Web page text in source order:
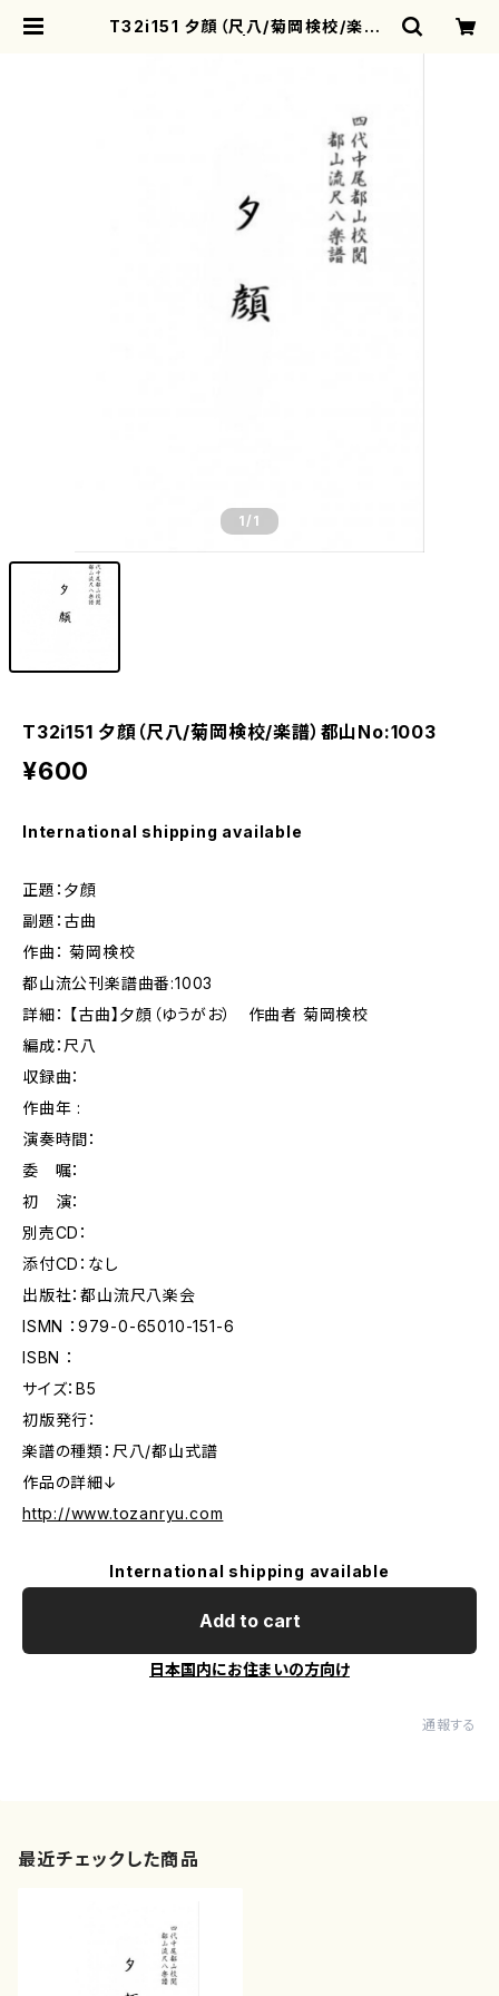
T32i151 夕顔（尺八/菊岡検校/楽譜）
1 /1
T32i151 夕顔（尺八/菊岡検校/楽譜）都山No:1003
¥600
International shipping available
正題：夕顔
副題：古曲
作曲： 菊岡検校
都山流公刊楽譜曲番:1003
詳細： 【古曲】夕顔（ゆうがお） 作曲者 菊岡検校
編成：尺八
収録曲：
作曲年 :
演奏時間：
委 嘱：
初 演：
別売CD：
添付CD：なし
出版社：都山流尺八楽会
ISMN ：979-0-65010-151-6
ISBN ：
サイズ：B5
初版発行：
楽譜の種類：尺八/都山式譜
作品の詳細↓
http://www.tozanryu.com
International shipping available
Add to cart
日本国内にお住まいの方向け
通報する
最近チェックした商品